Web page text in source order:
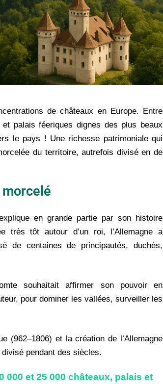
de châteaux en Europe. Entre
palais féeriques dignes des plus beaux
le pays ! Une richesse patrimoniale qui
du territoire, autrefois divisé en de
en grande partie par son histoire
très tôt autour d’un roi, l’Allemagne a
de centaines de principautés, duchés,
souhaitait affirmer son pouvoir en
pour dominer les vallées, surveiller les
(962–1806) et la création de l’Allemagne
pendant des siècles.
000 et 25 000 châteaux, palais et